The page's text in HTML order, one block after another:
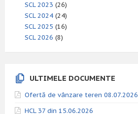
SCL 2023 (26)
SCL 2024 (24)
SCL 2025 (16)
SCL 2026 (8)
ULTIMELE DOCUMENTE
Ofertă de vânzare teren 08.07.2026
HCL 37 din 15.06.2026